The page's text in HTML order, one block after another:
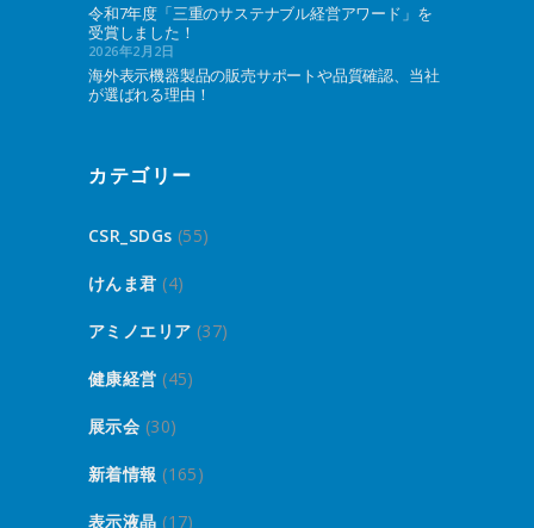
令和7年度「三重のサステナブル経営アワード」を
受賞しました！
2026年2月2日
海外表示機器製品の販売サポートや品質確認、当社
が選ばれる理由！
カテゴリー
CSR_SDGs (55)
けんま君 (4)
アミノエリア (37)
健康経営 (45)
展示会 (30)
新着情報 (165)
表示液晶 (17)